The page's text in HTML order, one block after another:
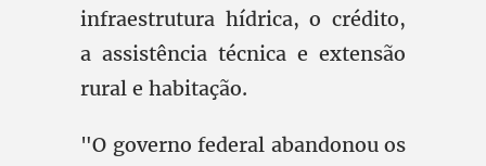
infraestrutura hídrica, o crédito,
a assistência técnica e extensão
rural e habitação.
"O governo federal abandonou os